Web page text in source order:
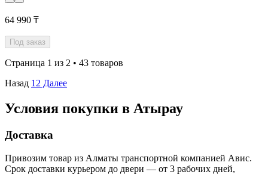
64 990 ₸
Под заказ
Страница 1 из 2 • 43 товаров
Назад 1 2 Далее
Условия покупки в Атырау
Доставка
Привозим товар из Алматы транспортной компанией Авис.
Срок доставки курьером до двери — от 3 рабочих дней,